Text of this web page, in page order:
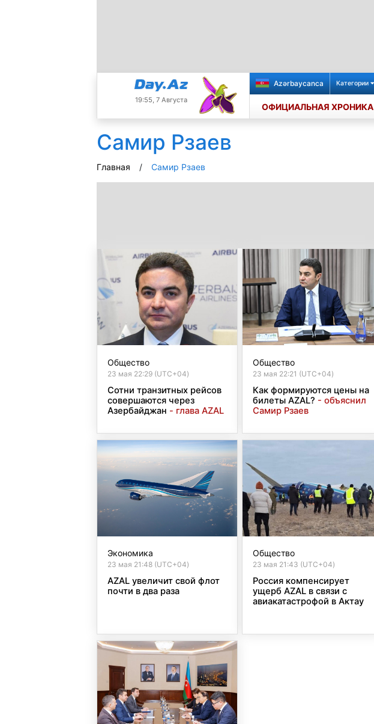
19:55, 7 Августа
Azərbaycanca Категории
ОФИЦИАЛЬНАЯ ХРОНИКА
Самир Рзаев
Главная Самир Рзаев
Общество
23 мая 22:29 (UTC+04)
Сотни транзитных рейсов
совершаются через
Азербайджан - глава AZAL
Общество
23 мая 22:21 (UTC+04)
Как формируются цены на
билеты AZAL? - объяснил
Самир Рзаев
Экономика
23 мая 21:48 (UTC+04)
AZAL увеличит свой флот
почти в два раза
Общество
23 мая 21:43 (UTC+04)
Россия компенсирует
ущерб AZAL в связи с
авиакатастрофой в Актау